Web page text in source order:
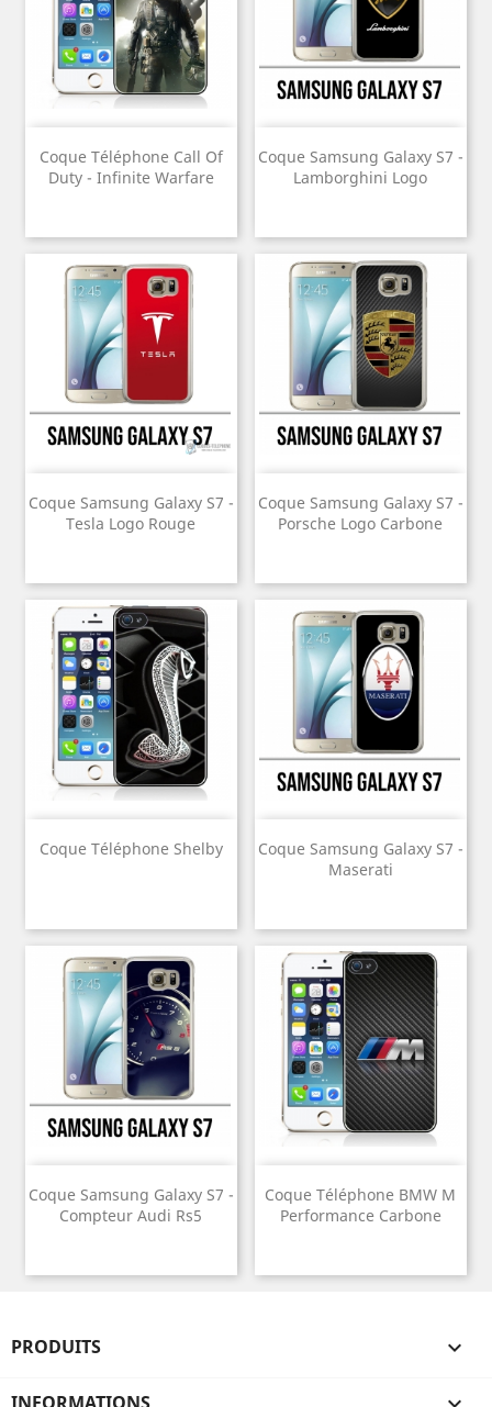
Coque Téléphone Call Of
Duty - Infinite Warfare
Coque Samsung Galaxy S7 -
Lamborghini Logo
Coque Samsung Galaxy S7 -
Tesla Logo Rouge
Coque Samsung Galaxy S7 -
Porsche Logo Carbone
Coque Téléphone Shelby
Coque Samsung Galaxy S7 -
Maserati
Coque Samsung Galaxy S7 -
Compteur Audi Rs5
Coque Téléphone BMW M
Performance Carbone
PRODUITS 